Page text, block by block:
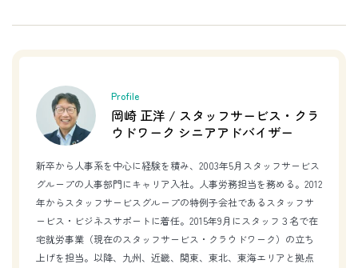
Profile
岡崎 正洋 / スタッフサービス・クラ
ウドワーク シニアアドバイザー
新卒から人事系を中心に経験を積み、2003年5月スタッフサービス
グループの人事部門にキャリア入社。人事労務担当を務める。2012
年からスタッフサービスグループの特例子会社であるスタッフサ
ービス・ビジネスサポートに着任。2015年9月にスタッフ３名で在
宅就労事業（現在のスタッフサービス・クラウドワーク）の立ち
上げを担当。以降、九州、近畿、関東、東北、東海エリアと拠点